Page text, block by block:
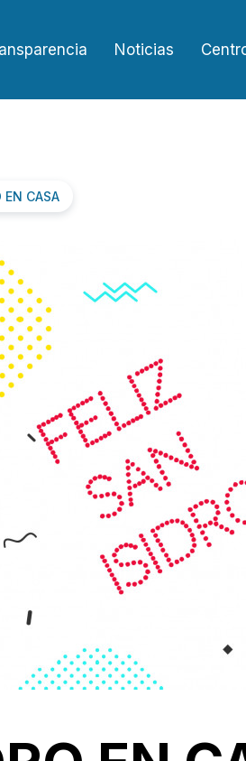
Noticias
EN CASA